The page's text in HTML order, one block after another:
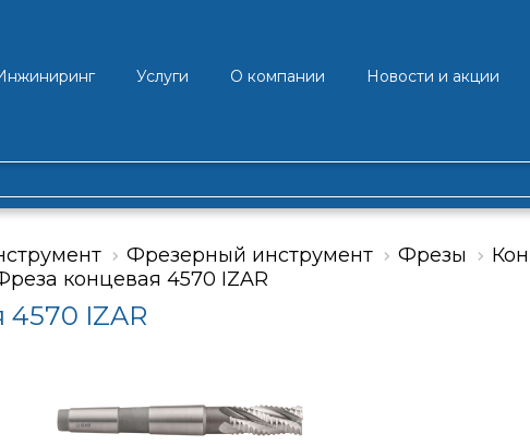
Услуги О компании Новости и акции
Фрезерный инструмент Фрезы
концевая 4570 IZAR
4570 IZAR